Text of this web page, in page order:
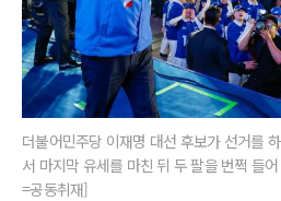
더불어민주당 이재명 대선 후보가 선거를
서 마지막 유세를 마친 뒤 두 팔을 번쩍 들
=공동취재]